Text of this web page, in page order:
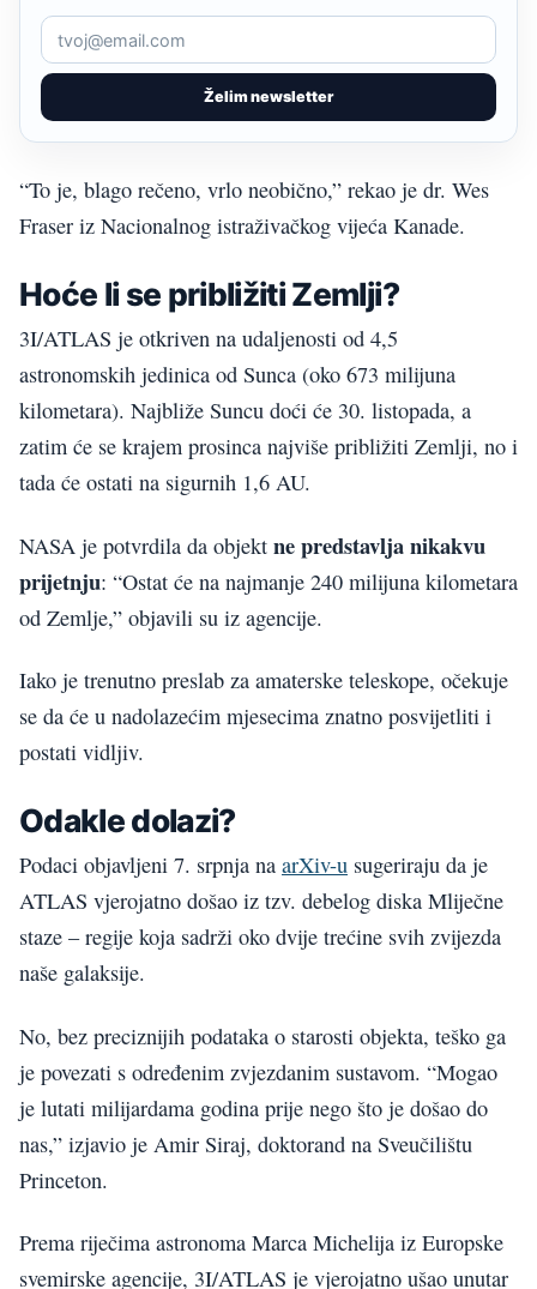
Želim newsletter
“To je, blago rečeno, vrlo neobično,” rekao je dr. Wes
Fraser iz Nacionalnog istraživačkog vijeća Kanade.
Hoće li se približiti Zemlji?
3I/ATLAS je otkriven na udaljenosti od 4,5
astronomskih jedinica od Sunca (oko 673 milijuna
kilometara). Najbliže Suncu doći će 30. listopada, a
zatim će se krajem prosinca najviše približiti Zemlji, no i
tada će ostati na sigurnih 1,6 AU.
NASA je potvrdila da objekt ne predstavlja nikakvu
prijetnju: “Ostat će na najmanje 240 milijuna kilometara
od Zemlje,” objavili su iz agencije.
Iako je trenutno preslab za amaterske teleskope, očekuje
se da će u nadolazećim mjesecima znatno posvijetliti i
postati vidljiv.
Odakle dolazi?
Podaci objavljeni 7. srpnja na arXiv-u sugeriraju da je
ATLAS vjerojatno došao iz tzv. debelog diska Mliječne
staze – regije koja sadrži oko dvije trećine svih zvijezda
naše galaksije.
No, bez preciznijih podataka o starosti objekta, teško ga
je povezati s određenim zvjezdanim sustavom. “Mogao
je lutati milijardama godina prije nego što je došao do
nas,” izjavio je Amir Siraj, doktorand na Sveučilištu
Princeton.
Prema riječima astronoma Marca Michelija iz Europske
svemirske agencije, 3I/ATLAS je vjerojatno ušao unutar